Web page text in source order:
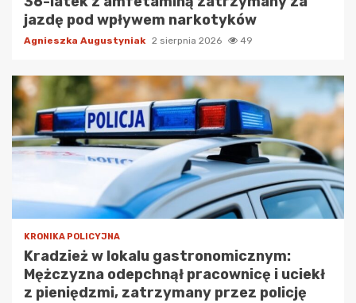
jazdę pod wpływem narkotyków
Agnieszka Augustyniak 2 sierpnia 2026 49
KRONIKA POLICYJNA
Kradzież w lokalu gastronomicznym:
Mężczyzna odepchnął pracownicę i uciekł
z pieniędzmi, zatrzymany przez policję